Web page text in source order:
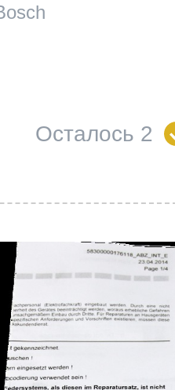
Осталось 2